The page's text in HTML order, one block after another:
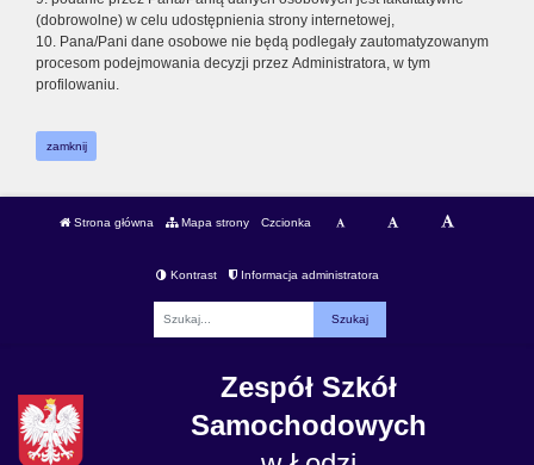
(dobrowolne) w celu udostępnienia strony internetowej,
10. Pana/Pani dane osobowe nie będą podlegały zautomatyzowanym
procesom podejmowania decyzji przez Administratora, w tym
profilowaniu.
zamknij
Strona główna Mapa strony Czcionka
Kontrast Informacja administratora
Zespół Szkół
Samochodowych